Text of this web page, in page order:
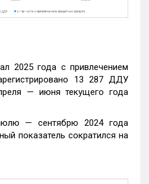
2025 года с привлечением
13 287 ДДУ
— июня текущего года
— сентябрю 2024 года
показатель сократился на